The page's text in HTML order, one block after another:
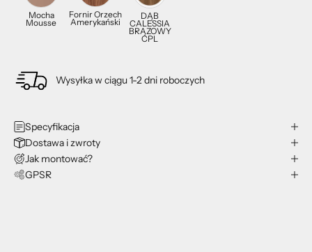
Mocha
Mousse
Fornir Orzech
Amerykański
DĄB
CALESSIA
BRĄZOWY
CPL
Wysyłka w ciągu 1-2 dni roboczych
Specyfikacja
Dostawa i zwroty
Jak montować?
GPSR